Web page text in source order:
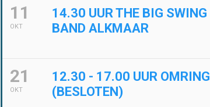
11
OKT
14.30 UUR THE BIG SWING
BAND ALKMAAR
21
OKT
12.30 - 17.00 UUR OMRING
(BESLOTEN)